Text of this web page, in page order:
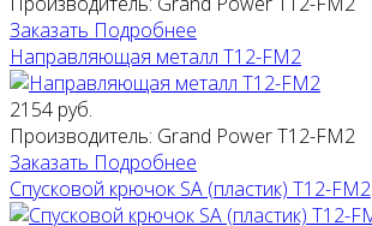
Заказать Подробнее
Направляющая металл T12-FM2
2154 руб.
Производитель: Grand Power T12-FM2
Заказать Подробнее
Спусковой крючок SA (пластик) T12-FM2